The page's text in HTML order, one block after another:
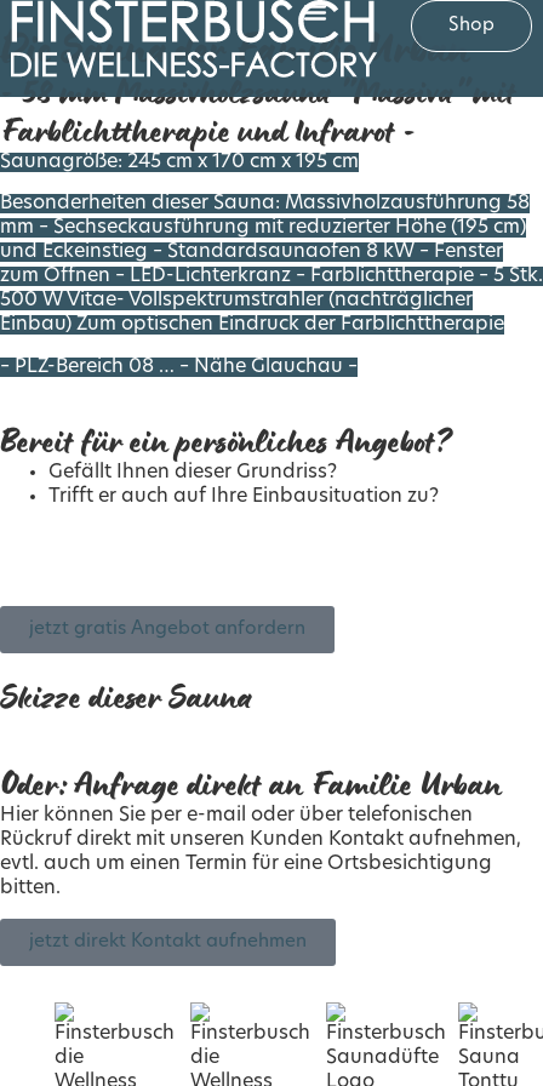
Shop
Die Sauna der Familie Urban
- 58 mm Massivholzsauna "Massiva" mit
Farblichttherapie und Infrarot -
Saunagröße: 245 cm x 170 cm x 195 cm
Besonderheiten dieser Sauna: Massivholzausführung 58
mm – Sechseckausführung mit reduzierter Höhe (195 cm)
und Eckeinstieg – Standardsaunaofen 8 kW – Fenster
zum Öffnen – LED-Lichterkranz – Farblichttherapie – 5 Stk.
500 W Vitae- Vollspektrumstrahler (nachträglicher
Einbau) Zum optischen Eindruck der Farblichttherapie
– PLZ-Bereich 08 … – Nähe Glauchau –
Bereit für ein persönliches Angebot?
Gefällt Ihnen dieser Grundriss?
Trifft er auch auf Ihre Einbausituation zu?
jetzt gratis Angebot anfordern
Skizze dieser Sauna
Oder: Anfrage direkt an Familie Urban
Hier können Sie per e-mail oder über telefonischen
Rückruf direkt mit unseren Kunden Kontakt aufnehmen,
evtl. auch um einen Termin für eine Ortsbesichtigung
bitten.
jetzt direkt Kontakt aufnehmen